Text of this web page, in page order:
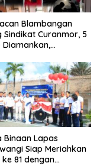
Blambangan
Sindikat Curanmor, 5
Diamankan,
Binaan Lapas
Siap Meriahkan
ke 81 dengan